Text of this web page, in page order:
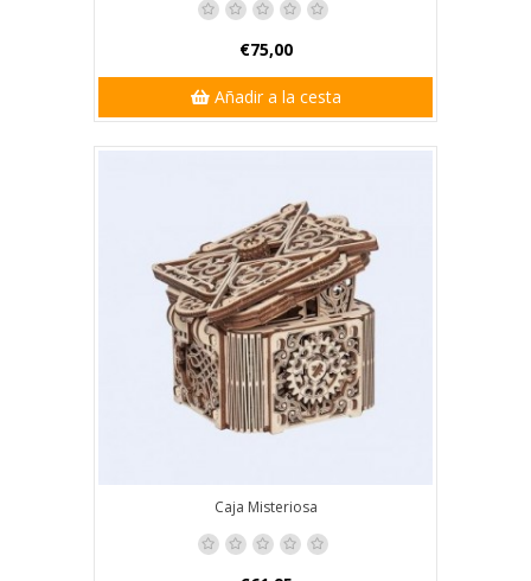
€75,00
Añadir a la cesta
Caja Misteriosa